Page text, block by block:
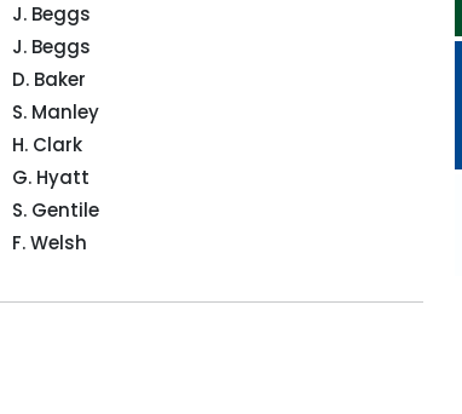
J. Beggs
J. Beggs
D. Baker
S. Manley
H. Clark
G. Hyatt
S. Gentile
F. Welsh